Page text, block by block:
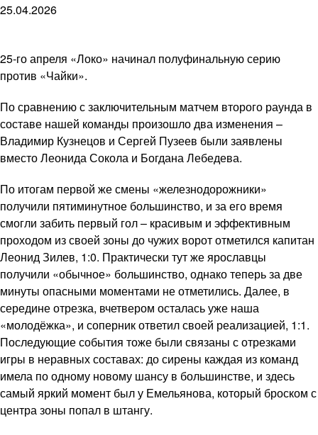
25.04.2026
25-го апреля «Локо» начинал полуфинальную серию
против «Чайки».
По сравнению с заключительным матчем второго раунда в
составе нашей команды произошло два изменения –
Владимир Кузнецов и Сергей Пузеев были заявлены
вместо Леонида Сокола и Богдана Лебедева.
По итогам первой же смены «железнодорожники»
получили пятиминутное большинство, и за его время
смогли забить первый гол – красивым и эффективным
проходом из своей зоны до чужих ворот отметился капитан
Леонид Зилев, 1:0. Практически тут же ярославцы
получили «обычное» большинство, однако теперь за две
минуты опасными моментами не отметились. Далее, в
середине отрезка, вчетвером осталась уже наша
«молодёжка», и соперник ответил своей реализацией, 1:1.
Последующие события тоже были связаны с отрезками
игры в неравных составах: до сирены каждая из команд
имела по одному новому шансу в большинстве, и здесь
самый яркий момент был у Емельянова, который броском с
центра зоны попал в штангу.